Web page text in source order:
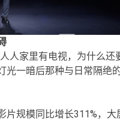
人家里有电视，为什么还
一暗后那种与日常隔绝
规模同比增长311%，